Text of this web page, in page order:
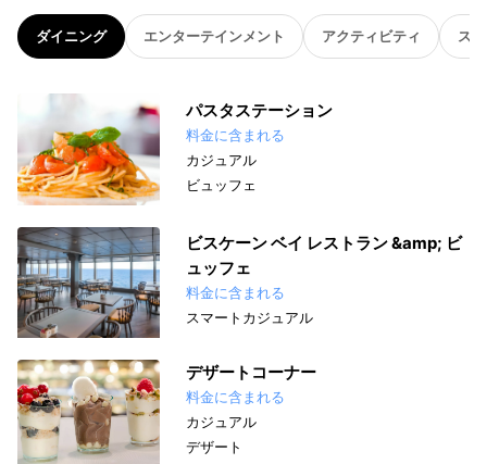
ダイニング エンターテインメント アクティビティ ス
パスタステーション
料金に含まれる
カジュアル
ビュッフェ
ビスケーン ベイ レストラン &amp; ビ
ュッフェ
料金に含まれる
スマートカジュアル
デザートコーナー
料金に含まれる
カジュアル
デザート